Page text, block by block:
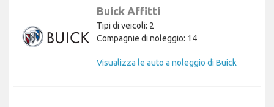
Buick Affitti
Tipi di veicoli: 2
Compagnie di noleggio: 14
Visualizza le auto a noleggio di Buick